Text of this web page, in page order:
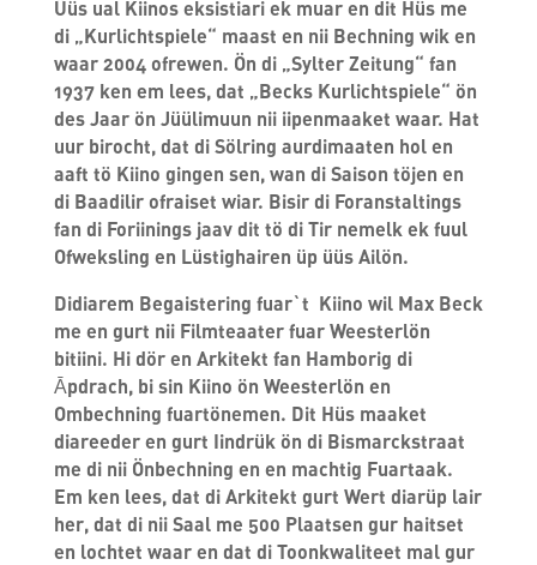
Üüs ual Kiinos eksistiari ek muar en dit Hüs me
di „Kurlichtspiele“ maast en nii Bechning wik en
waar 2004 ofrewen. Ön di „Sylter Zeitung“ fan
1937 ken em lees, dat „Becks Kurlichtspiele“ ön
des Jaar ön Jüülimuun nii iipenmaaket waar. Hat
uur birocht, dat di Sölring aurdimaaten hol en
aaft tö Kiino gingen sen, wan di Saison töjen en
di Baadilir ofraiset wiar. Bisir di Foranstaltings
fan di Foriinings jaav dit tö di Tir nemelk ek fuul
Ofweksling en Lüstighairen üp üüs Ailön.
Didiarem Begaistering fuar`t Kiino wil Max Beck
me en gurt nii Filmteaater fuar Weesterlön
bitiini. Hi dör en Arkitekt fan Hamborig di
Āpdrach, bi sin Kiino ön Weesterlön en
Ombechning fuartönemen. Dit Hüs maaket
diareeder en gurt Iindrük ön di Bismarckstraat
me di nii Önbechning en en machtig Fuartaak.
Em ken lees, dat di Arkitekt gurt Wert diarüp lair
her, dat di nii Saal me 500 Plaatsen gur haitset
en lochtet waar en dat di Toonkwaliteet mal gur